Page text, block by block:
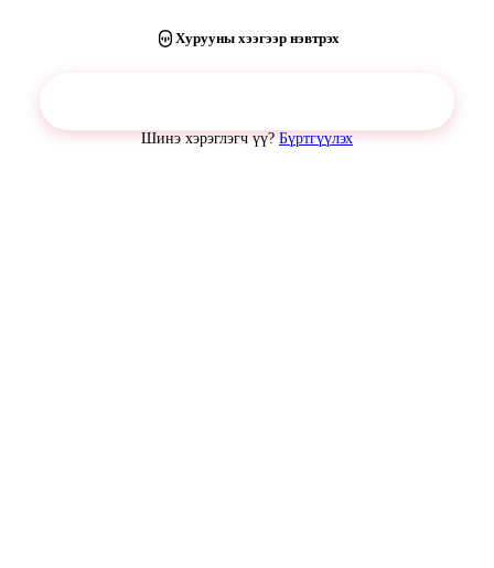
Хурууны хээгээр нэвтрэх
Шинэ хэрэглэгч үү? Бүртгүүлэх